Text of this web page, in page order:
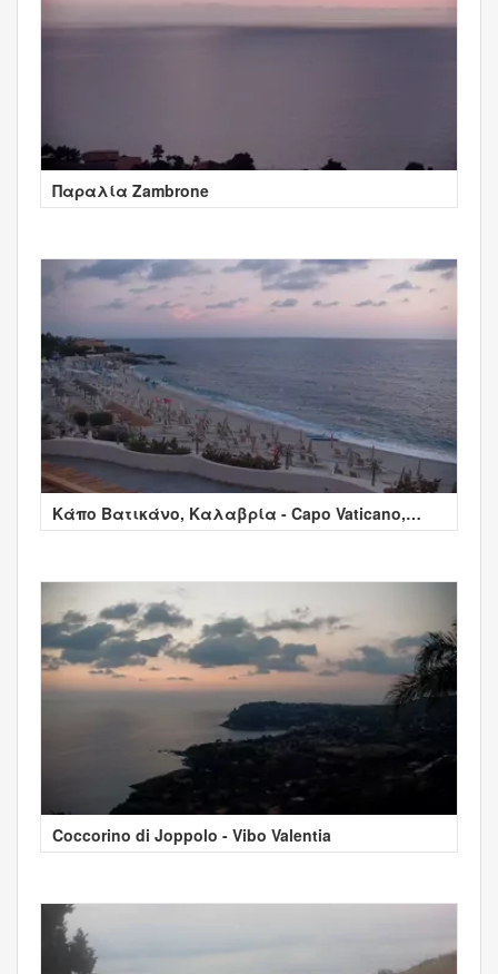
Παραλία Zambrone
Κάπο Βατικάνο, Καλαβρία - Capo Vaticano,
Calabria
Coccorino di Joppolo - Vibo Valentia